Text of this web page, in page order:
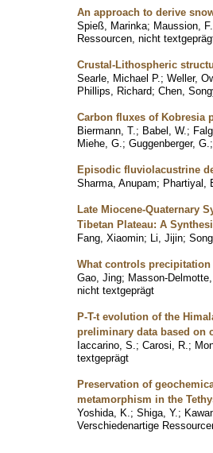
An approach to derive
Spieß, Marinka; Maussion, F.
Ressourcen, nicht
Crustal-Lithospheric
Searle, Michael P. ; Weller,
Phillips, Richard; Chen,
Carbon fluxes of Kobresia
Biermann, T. ; Babel, W. ;
Miehe, G. ; Guggenberger, G.
Episodic fluviolacustrine
Sharma, Anupam; Phartiyal,
Late Miocene-Quaternary
Tibetan Plateau: A
Fang, Xiaomin; Li, Jijin;
What controls precipitation
Gao, Jing; Masson-
nicht textgeprägt
P-T-t evolution of the
preliminary data based on
Iaccarino, S. ; Carosi, R. ;
textgeprägt
Preservation of
metamorphism in the
Yoshida, K. ; Shiga, Y. ;
Verschiedenartige